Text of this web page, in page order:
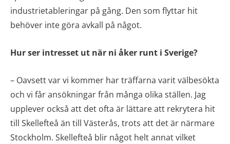
industrietableringar på gång. Den som flyttar hit
behöver inte göra avkall på något.
Hur ser intresset ut när ni åker runt i Sverige?
– Oavsett var vi kommer har träffarna varit välbesökta
och vi får ansökningar från många olika ställen. Jag
upplever också att det ofta är lättare att rekrytera hit
till Skellefteå än till Västerås, trots att det är närmare
Stockholm. Skellefteå blir något helt annat vilket